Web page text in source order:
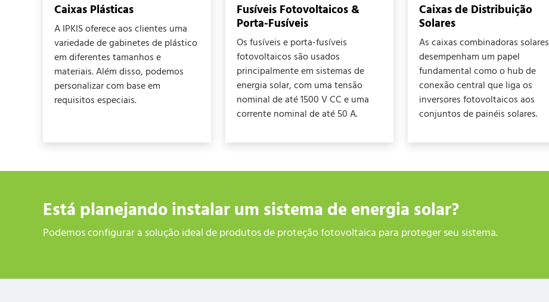
Caixas Plásticas
A IPKIS oferece aos clientes uma
variedade de gabinetes de plástico
em diferentes tamanhos e
materiais. Além disso, podemos
personalizar com base em
requisitos especiais.
Fusíveis Fotovoltaicos &
Porta-Fusíveis
Os fusíveis e porta-fusíveis
fotovoltaicos são usados
principalmente em sistemas de
energia solar, com uma tensão
nominal de até 1500 V CC e uma
corrente nominal de até 50 A.
Caixas de Distribuição
Solares
As caixas combinadoras solares
desempenham um papel
fundamental como o hub de
conexão central que liga os
inversores fotovoltaicos aos
conjuntos de painéis solares.
Está planejando instalar um sistema de energia solar?
Podemos configurar a solução ideal de produtos de proteção fotovoltaica para proteger seu sistema.